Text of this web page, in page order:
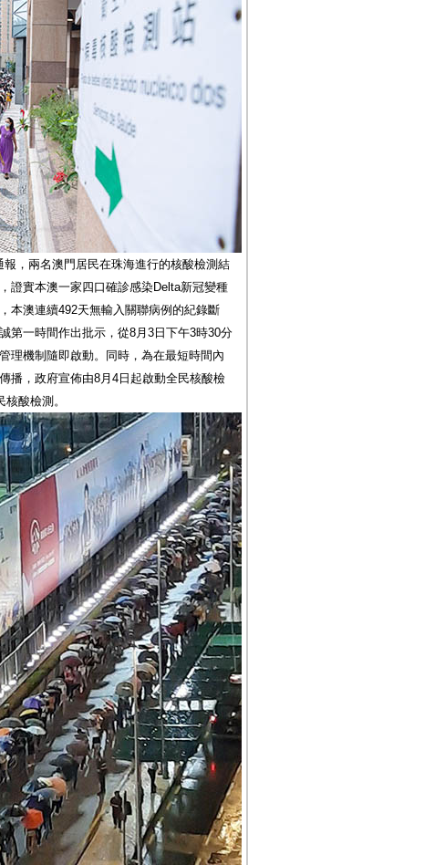
，兩名澳門居民在珠海進行的核酸檢測結
證實本澳一家四口確診感染Delta新冠變種
本澳連續492天無輸入關聯病例的紀錄斷
第一時間作出批示，從8月3日下午3時30分
理機制隨即啟動。同時，為在最短時間內
播，政府宣佈由8月4日起啟動全民核酸檢
酸檢測。